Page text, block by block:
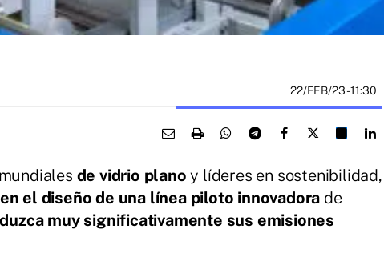
22/FEB/23- 11:30
de vidrio plano y líderes en sostenibilidad,
el diseño de una línea piloto innovadora de
muy significativamente sus emisiones